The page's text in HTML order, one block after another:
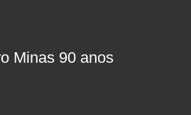
Minas 90 anos